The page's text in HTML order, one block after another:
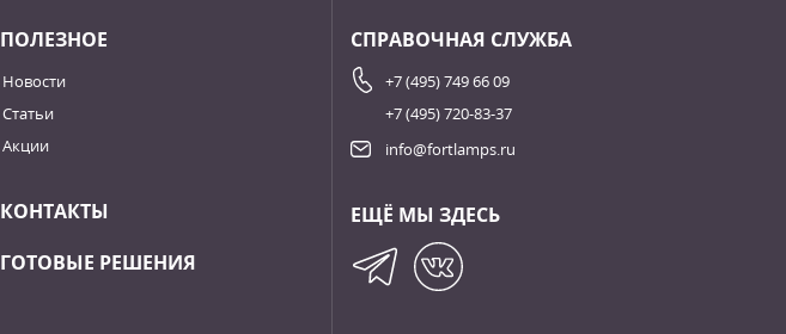
ПОЛЕЗНОЕ
Новости
Статьи
Акции
КОНТАКТЫ
ГОТОВЫЕ РЕШЕНИЯ
СПРАВОЧНАЯ СЛУЖБА
+7 (495) 749 66 09
+7 (495) 720-83-37
info@fortlamps.ru
ЕЩЁ МЫ ЗДЕСЬ